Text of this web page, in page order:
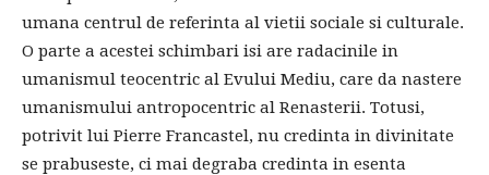
umana centrul de referinta al vietii sociale si culturale.
O parte a acestei schimbari isi are radacinile in
umanismul teocentric al Evului Mediu, care da nastere
umanismului antropocentric al Renasterii. Totusi,
potrivit lui Pierre Francastel, nu credinta in divinitate
se prabuseste, ci mai degraba credinta in esenta